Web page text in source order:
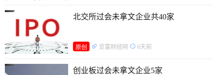
北交所过会未拿文企业共40家
原创 览富财经网 6天前
创业板过会未拿文企业5家